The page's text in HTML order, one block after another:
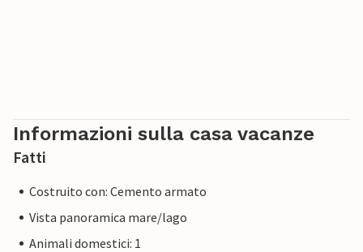
Informazioni sulla casa vacanze
Fatti
Costruito con: Cemento armato
Vista panoramica mare/lago
Animali domestici: 1